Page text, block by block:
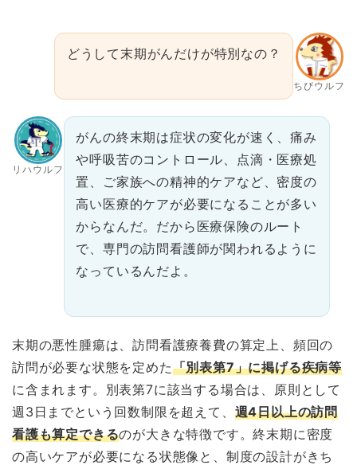
ちびウルフ
どうして末期がんだけが特別なの？
リハウルフ
がんの終末期は症状の変化が速く、痛み
や呼吸苦のコントロール、点滴・医療処
置、ご家族への精神的ケアなど、密度の
高い医療的ケアが必要になることが多い
からなんだ。だから医療保険のルート
で、専門の訪問看護師が関われるように
なっているんだよ。
末期の悪性腫瘍は、訪問看護療養費の算定上、頻回の
訪問が必要な状態を定めた「別表第7」に掲げる疾病等
に含まれます。別表第7に該当する場合は、原則として
週3日までという回数制限を超えて、 週4日以上の訪問
看護も算定できるのが大きな特徴です。終末期に密度
の高いケアが必要になる状態像と、制度の設計がきち